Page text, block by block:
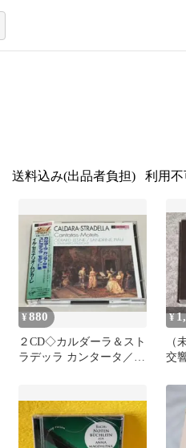
送料込み(出品者負担) 利用不
¥880
２CD◇カルダーラ＆スト
ラデッラ カンタータ／モ
¥
（
交
ー